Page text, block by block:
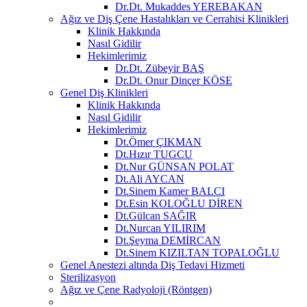
Dr.Dt. Mukaddes YEREBAKAN
Ağız ve Diş Çene Hastalıkları ve Cerrahisi Klinikleri
Klinik Hakkında
Nasıl Gidilir
Hekimlerimiz
Dr.Dt. Zübeyir BAŞ
Dr.Dt. Onur Dinçer KÖSE
Genel Diş Klinikleri
Klinik Hakkında
Nasıl Gidilir
Hekimlerimiz
Dt.Ömer ÇIKMAN
Dt.Hızır TUGCU
Dt.Nur GÜNSAN POLAT
Dt.Ali AYCAN
Dt.Sinem Kamer BALCI
Dt.Esin KOLOĞLU DİREN
Dt.Gülcan SAĞIR
Dt.Nurcan YILIRIM
Dt.Şeyma DEMİRCAN
Dt.Sinem KIZILTAN TOPALOĞLU
Genel Anestezi altında Diş Tedavi Hizmeti
Sterilizasyon
Ağız ve Çene Radyoloji (Röntgen)